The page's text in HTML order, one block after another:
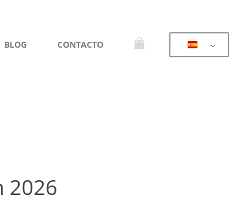
BLOG CONTACTO
2026